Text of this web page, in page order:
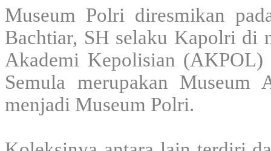
Museum Polri diresmikan
Bachtiar, SH selaku Kapolri di
Akademi Kepolisian (AKPOL)
Semula merupakan Museum
menjadi Museum Polri.